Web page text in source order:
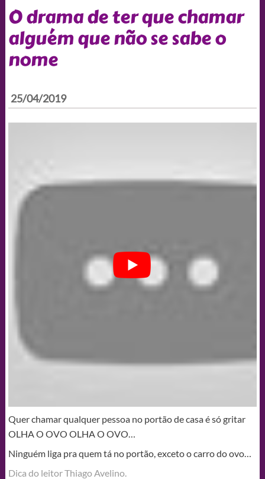
O drama de ter que chamar
alguém que não se sabe o
nome
25/04/2019
Quer chamar qualquer pessoa no portão de casa é só gritar
OLHA O OVO OLHA O OVO…
Ninguém liga pra quem tá no portão, exceto o carro do ovo…
Dica do leitor Thiago Avelino.